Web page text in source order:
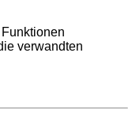
verwandten